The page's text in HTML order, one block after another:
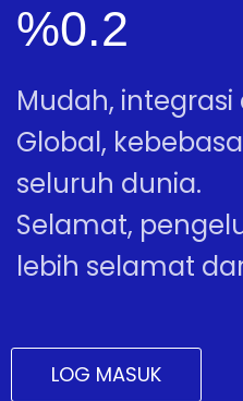
%0.2
Mudah,
Global,
seluruh dunia.
Selamat,
lebih selamat
LOG MASUK